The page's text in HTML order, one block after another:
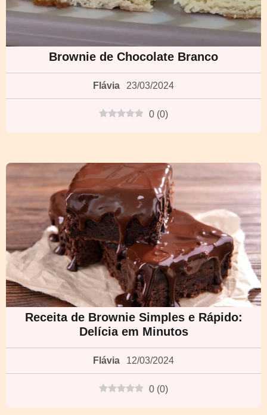
Brownie de Chocolate Branco
Flávia 23/03/2024
0 (0)
Receita de Brownie Simples e Rápido:
Delícia em Minutos
Flávia 12/03/2024
0 (0)